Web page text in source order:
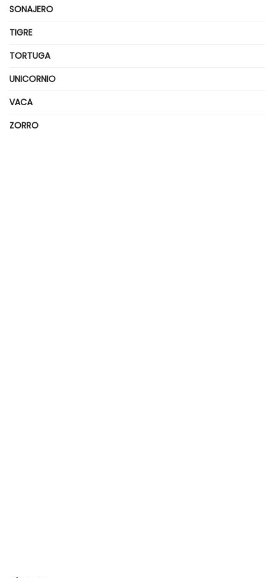
SONAJERO
TIGRE
TORTUGA
UNICORNIO
VACA
ZORRO